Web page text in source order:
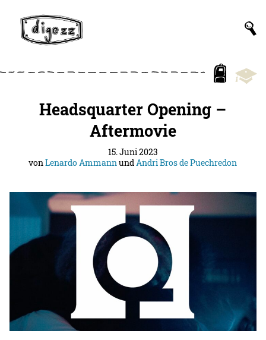
Headsquarter Opening –
Aftermovie
15. Juni 2023
vonLenardo AmmannundAndri Bros de Puechredon